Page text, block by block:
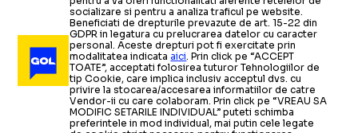
România, meci de totul sau nimic cu Muntenegru /
Scorul la care lăsăm Norvegia în afara Jocurilor
Olimpice
21.03.2021
socializare si pentru a analiza traficul pe website.
Beneficiati de drepturile prevazute de art. 15-22 din
GDPR in legatura cu prelucrarea datelor cu caracter
personal. Aceste drepturi pot fi exercitate prin
modalitatea indicataaici . Prin click pe “ACCEPT
TOATE”, acceptati folosirea tuturor Tehnologiilor de
tip Cookie, care implica inclusiv acceptul dvs. cu
privire la stocarea/accesarea informatiilor de catre
Vendor-ii cu care colaboram. Prin click pe “VREAU SA
MODIFIC SETARILE INDIVIDUAL” puteti schimba
preferintele in mod individual, mai putin cele legate